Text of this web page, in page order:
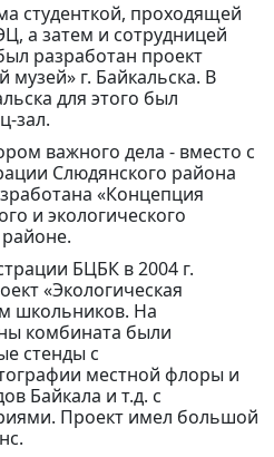
студенткой, проходящей
а затем и сотрудницей
разработан проект
музей» г. Байкальска. В
для этого был
зал.
важного дела - вместо с
Слюдянского района
«Концепция
и экологического
БЦБК в 2004 г.
«Экологическая
школьников. На
комбината были
стенды с
местной флоры и
Байкала и т.д. с
Проект имел большой